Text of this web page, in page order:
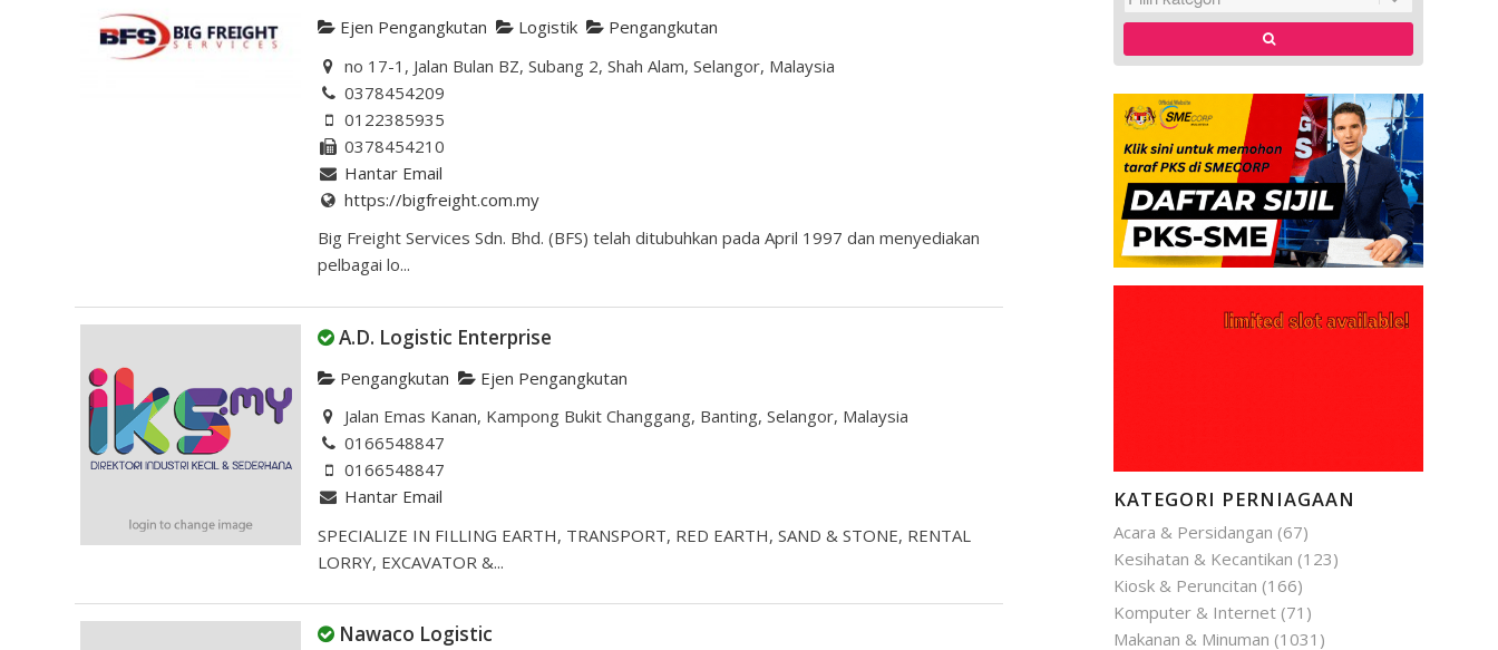
Ejen Pengangkutan Logistik
Pengangkutan
no 17-1, Jalan Bulan BZ, Subang 2, Shah Alam, Selangor, Malaysia
0378454209
0122385935
0378454210
Hantar Email
https://bigfreight.com.my
Big Freight Services Sdn. Bhd. (BFS) telah ditubuhkan pada April 1997 dan menyediakan
pelbagai lo...
A.D. Logistic Enterprise
Pengangkutan
Ejen Pengangkutan
Jalan Emas Kanan, Kampong Bukit Changgang, Banting, Selangor, Malaysia
0166548847
0166548847
Hantar Email
SPECIALIZE IN FILLING EARTH, TRANSPORT, RED EARTH, SAND & STONE, RENTAL
LORRY, EXCAVATOR &...
Nawaco Logistic
KATEGORI PERNIAGAAN
Acara & Persidangan (67)
Kesihatan & Kecantikan (123)
Kiosk & Peruncitan (166)
Komputer & Internet (71)
Makanan & Minuman (1031)